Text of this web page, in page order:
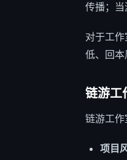
传播；当
对于工
低、回本
链游工
链游工作
项目